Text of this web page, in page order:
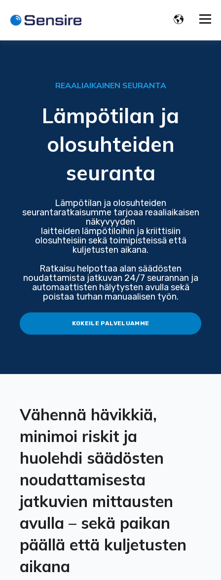
REAALIAIKAINEN SEURANTA
Lämpötilan ja
olosuhteiden
seuranta
Lämpötilan ja olosuhteiden
seurantaratkaisumme tarjoaa reaaliaikaisen
näkyvyyden
laitteiden lämpötiloihin ja kriittisiin
olosuhteisiin sekä toimipisteissä että
kuljetusten aikana.
Ratkaisu helpottaa alan säädösten
noudattamista jatkuvan 24/7 seurannan ja
automaattisten hälytysten avulla sekä
poistaa turhan manuaalisen työn.
KOKEILE PALVELUAMME
Vähennä hävikkiä,
minimoi riskit ja
huolehdi säädösten
noudattamisesta
jatkuvien mittausten
avulla – sekä paikan
päällä että kuljetusten
aikana